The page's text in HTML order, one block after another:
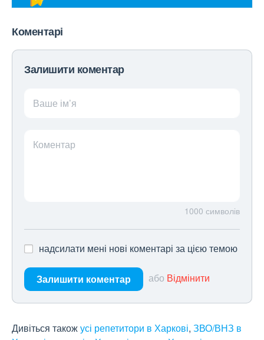
Коментарі
Залишити коментар
Ваше ім’я
Коментар
1000 символів
надсилати мені нові коментарі за цією темою
Залишити коментар або Відмінити
Дивіться такожусі репетитори в Харкові, ЗВО/ВНЗ в